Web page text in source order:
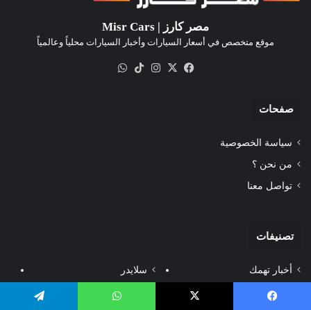
مصر كارز | Misr Cars
موقع متخصص في أسعار السيارات وأخبار السيارات محلياً وعالمياً
فيسبوك
‫X انستقرام‫TikTok
صفحات
سياسة الخصوصية
من نحن ؟
تواصل معنا
تصنيفات
أخبار تهمك
أخبار عالمية
سلايدر
سوق المستعمل